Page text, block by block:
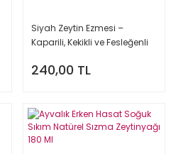
Siyah Zeytin Ezmesi –
Kaparili, Kekikli ve Fesleğenli
240,00 TL